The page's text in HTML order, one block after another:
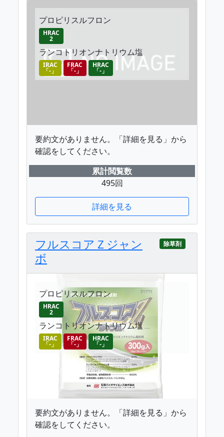
プロピリスルフロン
HRAC
2
ランコトリオンナトリウム塩
IRAC
「-」
FRAC
「-」
HRAC
「-」
要約文がありません。「詳細を見る」から
確認をしてください。
累計閲覧数
495回
詳細を見る
フルスコアＺジャン
ボ
除草剤
プロピリスルフロン
HRAC
2
ランコトリオンナトリウム塩
IRAC
「-」
FRAC
「-」
HRAC
「-」
要約文がありません。「詳細を見る」から
確認をしてください。